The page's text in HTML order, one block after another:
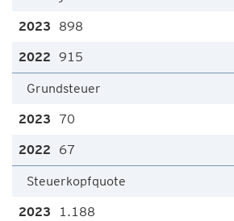
898
915
Grundsteuer
70
67
Steuerkopfquote
1.188